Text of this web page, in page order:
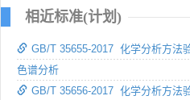
相近标准(计划)
GB/T 35655-2017 化学分析方法
色谱分析
GB/T 35656-2017 化学分析方法